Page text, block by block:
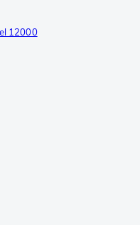
12000